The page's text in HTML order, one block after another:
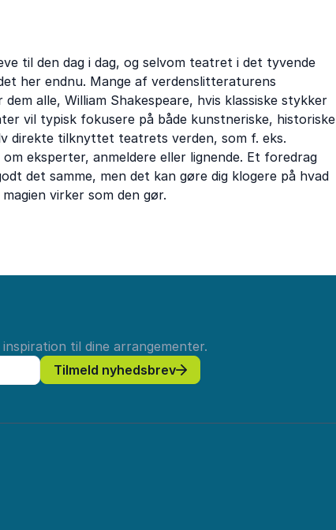
til den dag i dag, og selvom teatret i det tyvende
her endnu. Mange af verdenslitteraturens
alle, William Shakespeare, hvis klassiske stykker
vil typisk fokusere på både kunstneriske, historiske
direkte tilknyttet teatrets verden, som f. eks.
eksperter, anmeldere eller lignende. Et foredrag
det samme, men det kan gøre dig klogere på hvad
virker som den gør.
til dine arrangementer.
Tilmeld nyhedsbrev